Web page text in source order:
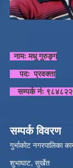
नामः मधु गुरुङ्ग
पदः प्रवक्ता
सम्पर्क नंः
सम्पर्क विवरण
गुर्भाकोट नगरपालिका
शुभाघाट, सुर्खेत